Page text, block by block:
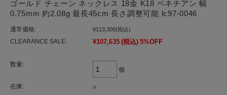
ゴールド チェーン ネックレス 18金 K18 ベネチアン 幅
0.75mm 約2.08g 最長45cm 長さ調整可能 lc97-0046
通常価格: ¥113,300(税込)
CLEARANCE SALE: ¥107,635 (税込) 5%OFF
数量:
個
在庫: ○